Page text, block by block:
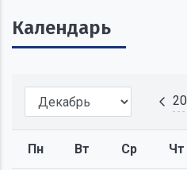
Календарь
Пн Вт Ср Чт